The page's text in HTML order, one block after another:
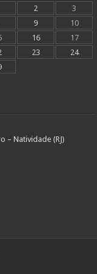
2
3
9
10
16
17
23
24
– Natividade (RJ)